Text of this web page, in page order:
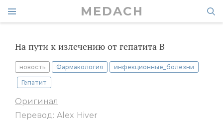
MEDACH
На пути к излечению от гепатита В
новость Фармакология инфекционные_болезни
Гепатит
Оригинал
Перевод: Alex Hiver